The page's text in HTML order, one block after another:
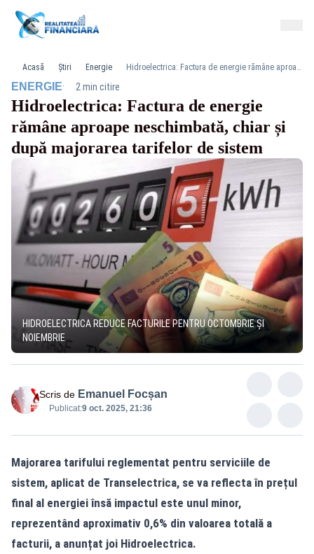
Acasă Știri Energie Hidroelectrica: Factura de energie rămâne aproape neschimbată, chiar și după majorarea tarifelor de sistem
ENERGIE· 2 min citire
Hidroelectrica: Factura de energie
rămâne aproape neschimbată, chiar și
după majorarea tarifelor de sistem
HIDROELECTRICA REDUCE FACTURILE PENTRU OCTOMBRIE ȘI
NOIEMBRIE
Scris de Emanuel Focșan
Publicat:9 oct. 2025, 21:36
Majorarea tarifului reglementat pentru serviciile de
sistem, aplicat de Transelectrica, se va reflecta în prețul
final al energiei însă impactul este unul minor,
reprezentând aproximativ 0,6% din valoarea totală a
facturii, a anunțat joi Hidroelectrica.